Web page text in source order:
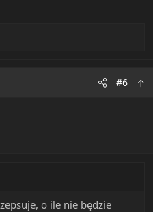
#6
o ile nie będzie